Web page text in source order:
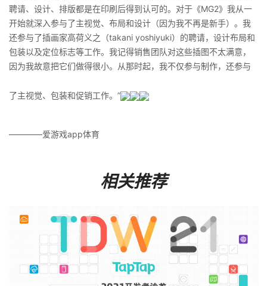
聘请、设计、排版都是在印刷后得到认可的。对于《MG2》我从一
开始就深入参与了主视觉、布局和设计（因为我不再是新手）。我
还参与了插画家高荷义之（takani yoshiyuki）的聘请，设计布局和
包装以及定位标志等工作。我记得销售团队对这些插图不太满意，
因为我故意把它们做得很小。从那时起，我不仅参与制作，还参与
了主视觉、包装和促销工作。”
————爱游戏app体育
相关推荐